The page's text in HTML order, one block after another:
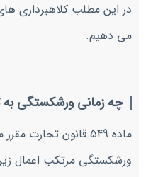
در این مطلب کلاهبرداری
می دهیم.
چه زمانی ورشکستگی
ماده 549 قانون
ورشکستگی مرتکب اعمال